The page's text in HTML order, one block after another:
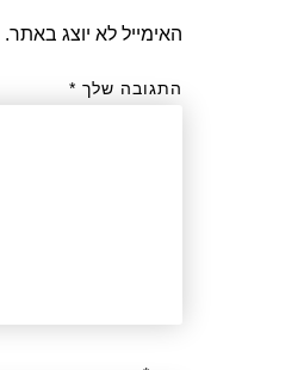
האימייל לא יוצג באתר.
התגובה שלך *